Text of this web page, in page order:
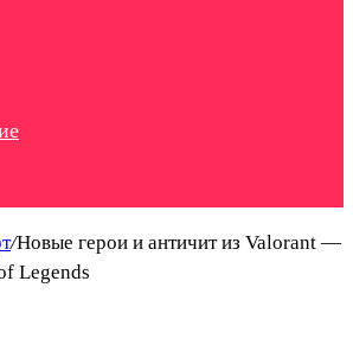
/Новые герои и античит из Valorant —
Legends